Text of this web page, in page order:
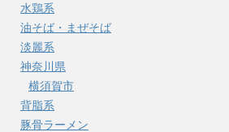
水鶏系
油そば・まぜそば
淡麗系
神奈川県
横須賀市
背脂系
豚骨ラーメン